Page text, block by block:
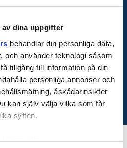
dina uppgifter
behandlar din personliga data,
och använder teknologi såsom
tillgång till information på din
personliga annonser och
åskådarinsikter
kan själv välja vilka som får
syften.
även vilja:
Rosendahl
622 15 34